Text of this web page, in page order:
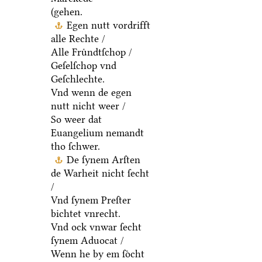
(gehen.
Egen nutt vordrifft
alle Rechte /
Alle Fruͤndtſchop /
Geſelſchop vnd
Geſchlechte.
Vnd wenn de egen
nutt nicht weer /
So weer dat
Euangelium nemandt
tho ſchwer.
De ſynem Arſten
de Warheit nicht ſecht
/
Vnd ſynem Preſter
bichtet vnrecht.
Vnd ock vnwar ſecht
ſynem Aduocat /
Wenn he by em ſoͤcht